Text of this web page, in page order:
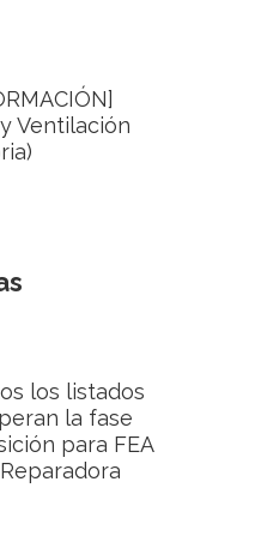
Ventilación
los listados
la fase
para FEA